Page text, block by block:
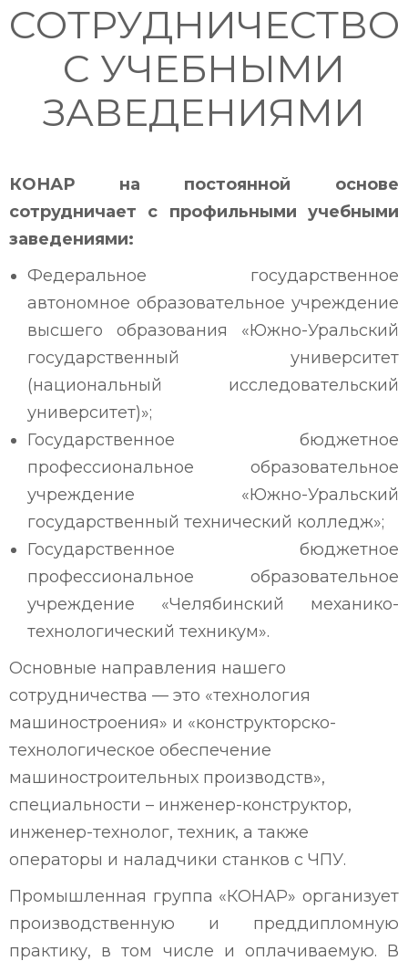
СОТРУДНИЧЕСТВО
С УЧЕБНЫМИ
ЗАВЕДЕНИЯМИ
КОНАР на постоянной основе
сотрудничает с профильными учебными
заведениями:
Федеральное государственное
автономное образовательное учреждение
высшего образования «Южно-Уральский
государственный университет
(национальный исследовательский
университет)»;
Государственное бюджетное
профессиональное образовательное
учреждение «Южно-Уральский
государственный технический колледж»;
Государственное бюджетное
профессиональное образовательное
учреждение «Челябинский механико-
технологический техникум».
Основные направления нашего
сотрудничества — это «технология
машиностроения» и «конструкторско-
технологическое обеспечение
машиностроительных производств»,
специальности – инженер-конструктор,
инженер-технолог, техник, а также
операторы и наладчики станков с ЧПУ.
Промышленная группа «КОНАР» организует
производственную и преддипломную
практику, в том числе и оплачиваемую. В